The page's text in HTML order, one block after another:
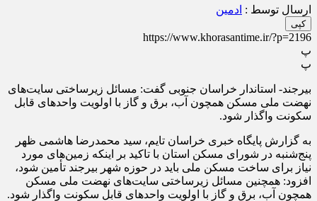
ارسال توسط : ادمین
کپی
https://www.khorasantime.ir/?p=2196
پ
پ
بیرجند- استاندار خراسان جنوبی گفت: مسائل زیرساختی سایت‌های
نهضت ملی مسکن همچون آب، برق و گاز با اولویت واحدهای قابل
سکونت واگذار شود.
به گزارش پایگاه خبری خراسان تایم، سید محمدرضا هاشمی ظهر
پنج‌شنبه در شورای مسکن استان با تاکید بر اینکه زمین‌های مورد
نیاز برای ساخت مسکن ملی باید در حوزه شهر بیرجند تأمین شود،
افزود: همچنین مسائل زیرساختی سایت‌های نهضت ملی مسکن
همچون آب، برق و گاز با اولویت واحدهای قابل سکونت واگذار شود.